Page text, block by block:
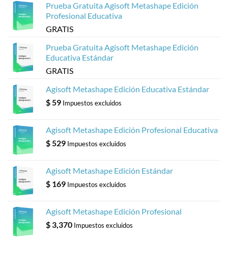
Prueba Gratuita Agisoft Metashape Edición
Profesional Educativa
GRATIS
Prueba Gratuita Agisoft Metashape Edición
Educativa Estándar
GRATIS
Agisoft Metashape Edición Educativa Estándar
$59 Impuestos excluidos
Agisoft Metashape Edición Profesional Educativa
$529 Impuestos excluidos
Agisoft Metashape Edición Estándar
$ 169 Impuestos excluidos
Agisoft Metashape Edición Profesional
$ 3,370 Impuestos excluidos